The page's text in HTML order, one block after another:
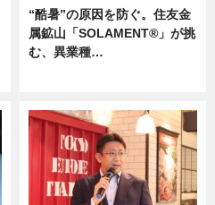
“酷暑”の原因を防ぐ。住友金
属鉱山「SOLAMENT®」が挑
む、異業種…